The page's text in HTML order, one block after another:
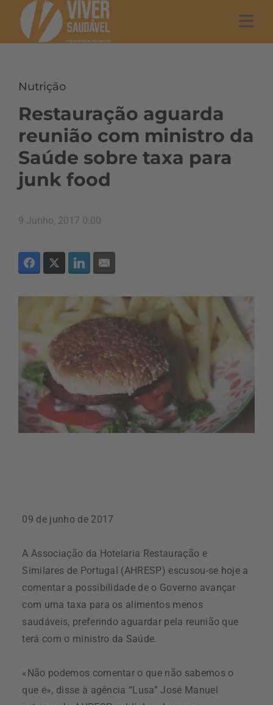
Nutrição
Restauração aguarda
reunião com ministro da
Saúde sobre taxa para
junk food
9 Junho, 2017 0:00
09 de junho de 2017
A Associação da Hotelaria Restauração e
Similares de Portugal (AHRESP) escusou-se hoje a
comentar a possibilidade de o Governo avançar
com uma taxa para os alimentos menos
saudáveis, preferindo aguardar pela reunião que
terá com o ministro da Saúde.
«Não podemos comentar o que não sabemos o
que é», disse à agência “Lusa” José Manuel